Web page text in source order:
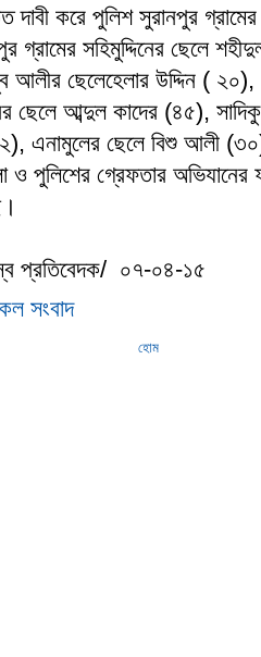
দাবী করে পুলিশ সুরানপুর
সহিমুদ্দিনের ছেলে
ছেলেহেলার উদ্দিন (
ছেলে আব্দুল কাদের (৪৫),
(২২), এনামুলের ছেলে বিশু আলী
ও পুলিশের গ্রেফতার অভিযানের
প্রতিবেদক/ ০৭-০৪-১৫
সংবাদ
হোম